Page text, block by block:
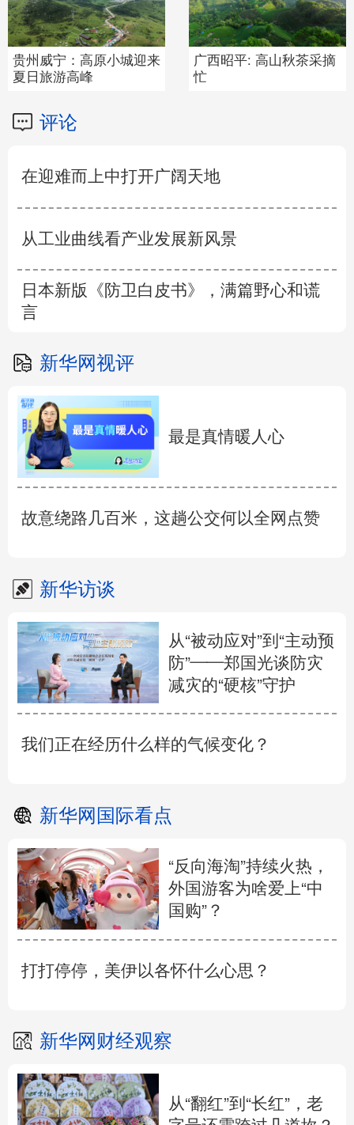
贵州威宁：高原小城迎来
夏日旅游高峰
广西昭平: 高山秋茶采摘
忙
评论
在迎难而上中打开广阔天地
从工业曲线看产业发展新风景
日本新版《防卫白皮书》，满篇野心和谎
言
新华网视评
最是真情暖人心
故意绕路几百米，这趟公交何以全网点赞
新华访谈
从“被动应对”到“主动预
防”——郑国光谈防灾
减灾的“硬核”守护
我们正在经历什么样的气候变化？
新华网国际看点
“反向海淘”持续火热，
外国游客为啥爱上“中
国购”？
打打停停，美伊以各怀什么心思？
新华网财经观察
从“翻红”到“长红”，老